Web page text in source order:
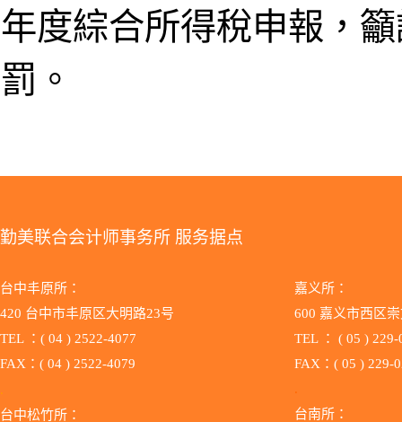
年度綜合所得稅申報，
罰。
勤美联合会计师事务所 服务据点
台中丰原所：
420 台中市丰原区大明路23号
TEL ：( 04 ) 2522-4077
FAX：( 04 ) 2522-4079
.
台中松竹所：
嘉义所：
600 嘉义市西区
TEL ：
FAX：( 05 ) 229-
( 05 ) 229-
.
台南所：